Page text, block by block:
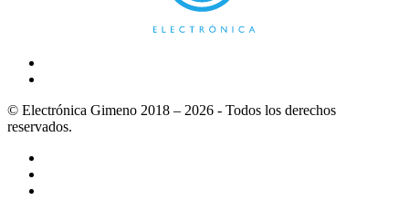
© Electrónica Gimeno 2018 – 2026 - Todos los derechos
reservados.